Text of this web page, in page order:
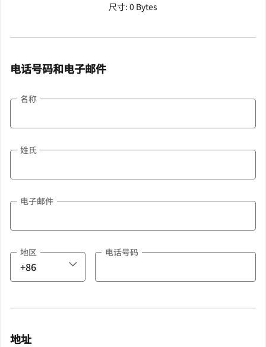
尺寸: 0 Bytes
电话号码和电子邮件
名称
姓氏
电子邮件
地区 电话号码
地址